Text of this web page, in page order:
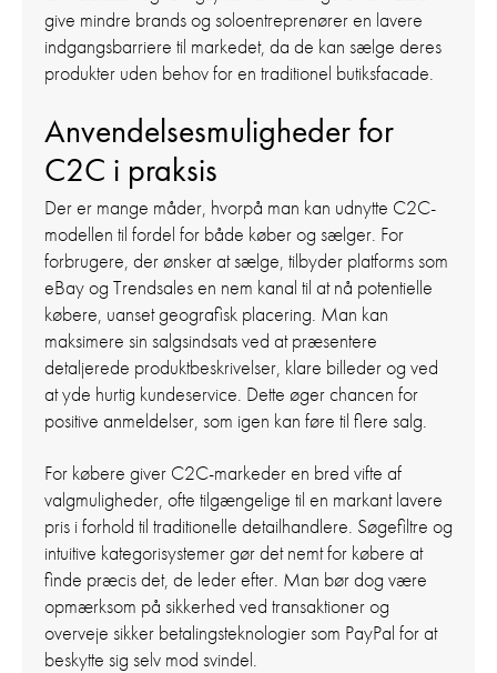
give mindre brands og soloentreprenører en lavere
indgangsbarriere til markedet, da de kan sælge deres
produkter uden behov for en traditionel butiksfacade.
Anvendelsesmuligheder for
C2C i praksis
Der er mange måder, hvorpå man kan udnytte C2C-
modellen til fordel for både køber og sælger. For
forbrugere, der ønsker at sælge, tilbyder platforms som
eBay og Trendsales en nem kanal til at nå potentielle
købere, uanset geografisk placering. Man kan
maksimere sin salgsindsats ved at præsentere
detaljerede produktbeskrivelser, klare billeder og ved
at yde hurtig kundeservice. Dette øger chancen for
positive anmeldelser, som igen kan føre til flere salg.
For købere giver C2C-markeder en bred vifte af
valgmuligheder, ofte tilgængelige til en markant lavere
pris i forhold til traditionelle detailhandlere. Søgefiltre og
intuitive kategorisystemer gør det nemt for købere at
finde præcis det, de leder efter. Man bør dog være
opmærksom på sikkerhed ved transaktioner og
overveje sikker betalingsteknologier som PayPal for at
beskytte sig selv mod svindel.